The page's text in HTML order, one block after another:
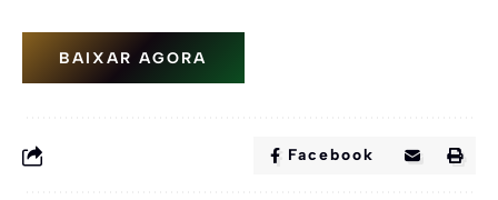
BAIXAR AGORA
Facebook